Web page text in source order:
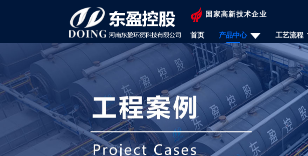
国家高新技术企业
首页 产品中心 工艺流程